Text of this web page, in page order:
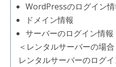
WordPressのログイン情
ドメイン情報
サーバーのログイン情報
＜レンタルサーバーの場合
レンタルサーバーのログ